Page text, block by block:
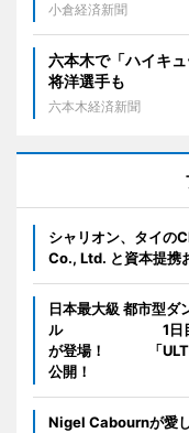
小倉経済新聞
六本木で「ハイキ
将洋選手も
六本木経済新聞
シャリオン、タイの
Co., Ltd. と資本提携
日本最大級 都市型ダ
ル 1日目に
が登場！ 「
公開！
Nigel Cabournが愛